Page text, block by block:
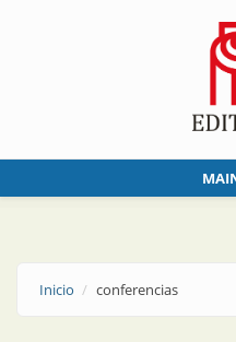
Inicio conferencias